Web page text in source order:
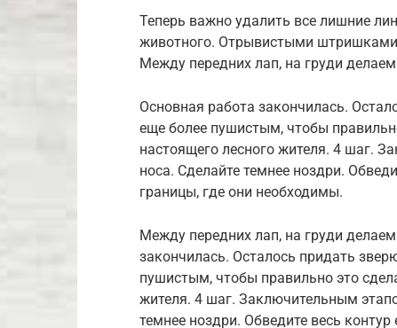
Теперь важно удалить все лишние
животного. Отрывистыми штришками
Между передних лап, на груди
Основная работа закончилась.
еще более пушистым, чтобы
настоящего лесного жителя. 4 шаг.
носа. Сделайте темнее ноздри.
границы, где они необходимы.
Между передних лап, на груди
закончилась. Осталось придать
пушистым, чтобы правильно это
жителя. 4 шаг. Заключительным
темнее ноздри. Обведите весь